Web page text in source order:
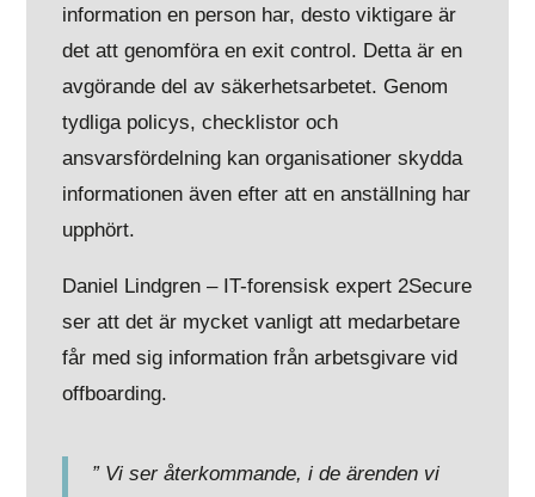
information en person har, desto viktigare är
det att genomföra en exit control. Detta är en
avgörande del av säkerhetsarbetet. Genom
tydliga policys, checklistor och
ansvarsfördelning kan organisationer skydda
informationen även efter att en anställning har
upphört.
Daniel Lindgren – IT-forensisk expert 2Secure
ser att det är mycket vanligt att medarbetare
får med sig information från arbetsgivare vid
offboarding.
” Vi ser återkommande, i de ärenden vi